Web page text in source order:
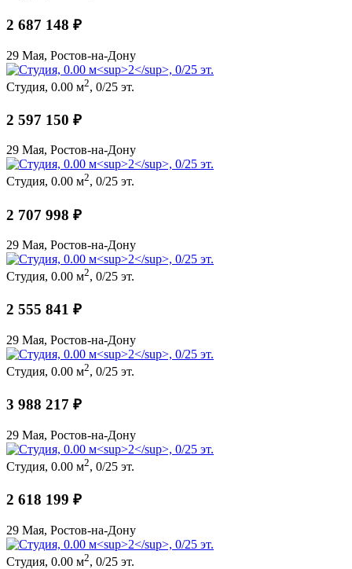
2 687 148 ₽
29 Мая, Ростов-на-Дону
Студия, 0.00 м2, 0/25 эт.
2 597 150 ₽
29 Мая, Ростов-на-Дону
Студия, 0.00 м2, 0/25 эт.
2 707 998 ₽
29 Мая, Ростов-на-Дону
Студия, 0.00 м2, 0/25 эт.
2 555 841 ₽
29 Мая, Ростов-на-Дону
Студия, 0.00 м2, 0/25 эт.
3 988 217 ₽
29 Мая, Ростов-на-Дону
Студия, 0.00 м2, 0/25 эт.
2 618 199 ₽
29 Мая, Ростов-на-Дону
Студия, 0.00 м2, 0/25 эт.